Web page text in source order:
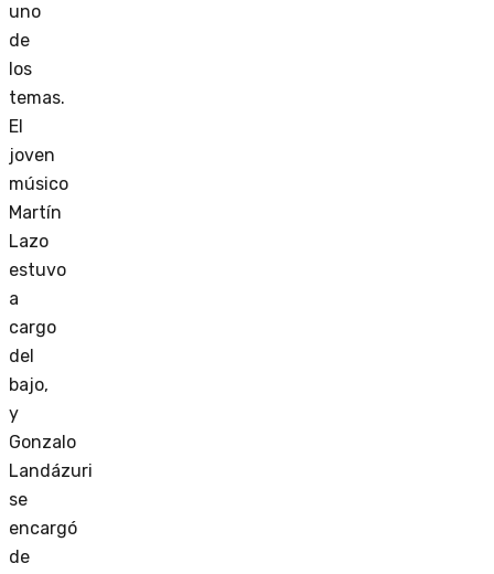
uno
de
los
temas.
El
joven
músico
Martín
Lazo
estuvo
a
cargo
del
bajo,
y
Gonzalo
Landázuri
se
encargó
de